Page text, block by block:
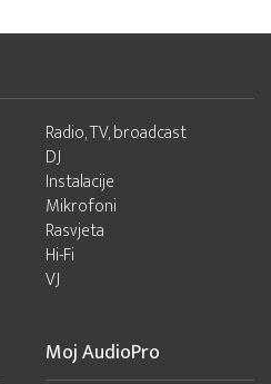
Radio, TV, broadcast
DJ
Instalacije
Mikrofoni
Rasvjeta
Hi-Fi
VJ
Moj AudioPro